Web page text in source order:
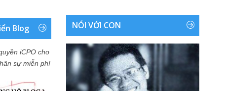
Blog
iCPO cho
sự miễn phí
NÓI VỚI CON